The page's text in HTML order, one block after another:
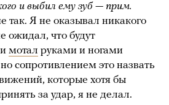
и выбил ему зуб — прим.
так. Я не оказывал никакого
ожидал, что будут
мотал руками и ногами
сопротивлением это назвать
которые хотя бы
за удар, я не делал.